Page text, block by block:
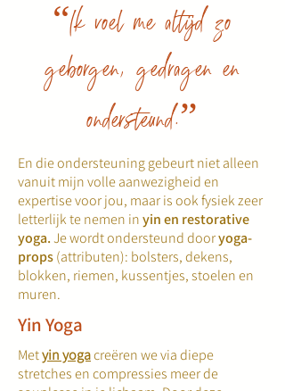
“Ik voel me altijd zo
geborgen, gedragen en
ondersteund.”
En die ondersteuning gebeurt niet alleen
vanuit mijn volle aanwezigheid en
expertise voor jou, maar is ook fysiek zeer
letterlijk te nemen inyin en restorative
yoga.Je wordt ondersteund dooryoga-
props(attributen): bolsters, dekens,
blokken, riemen, kussentjes, stoelen en
muren.
Yin Yoga
Metyin yogacreëren we via diepe
stretches en compressies meer de